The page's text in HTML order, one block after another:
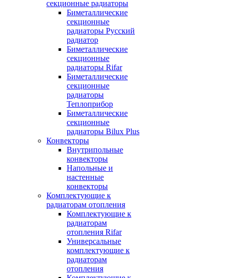
секционные радиаторы
Биметаллические
секционные
радиаторы Русский
радиатор
Биметаллические
секционные
радиаторы Rifar
Биметаллические
секционные
радиаторы
Теплоприбор
Биметаллические
секционные
радиаторы Bilux Plus
Конвекторы
Внутрипольные
конвекторы
Напольные и
настенные
конвекторы
Комплектующие к
радиаторам отопления
Комплектующие к
радиаторам
отопления Rifar
Универсальные
комплектующие к
радиаторам
отопления